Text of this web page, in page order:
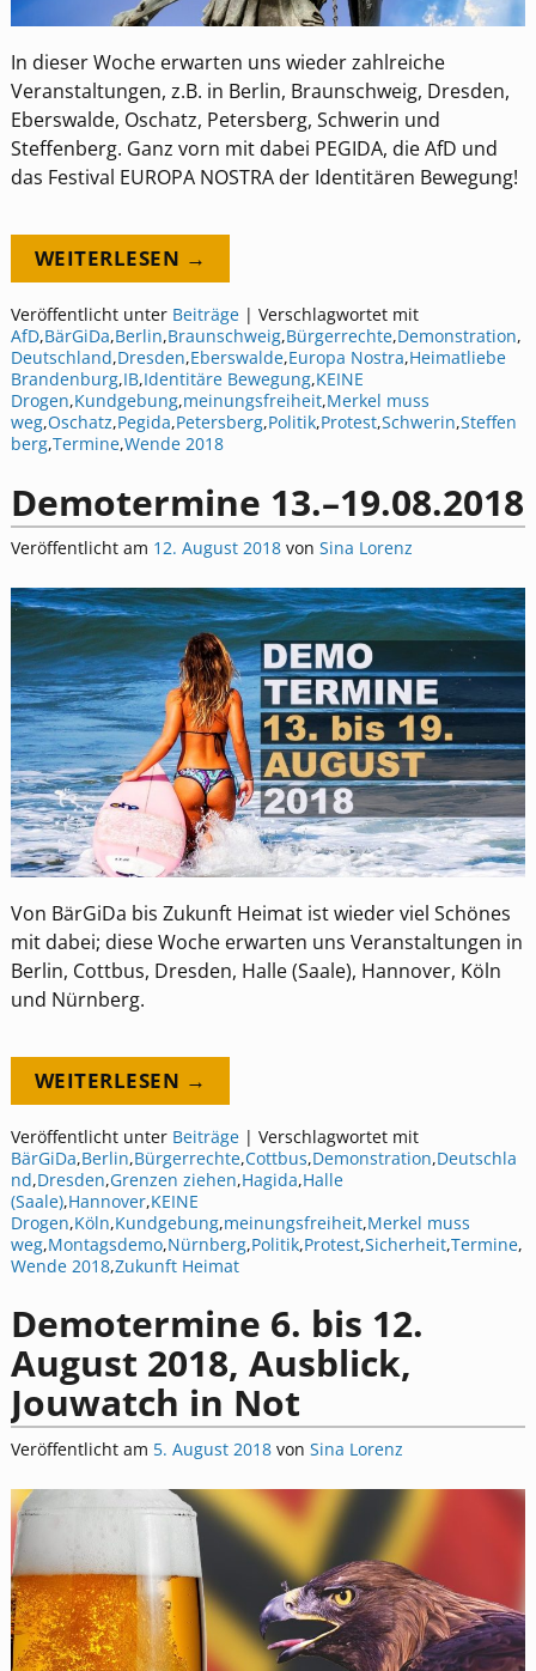
In dieser Woche erwarten uns wieder zahlreiche
Veranstaltungen, z.B. in Berlin, Braunschweig, Dresden,
Eberswalde, Oschatz, Petersberg, Schwerin und
Steffenberg. Ganz vorn mit dabei PEGIDA, die AfD und
das Festival EUROPA NOSTRA der Identitären Bewegung!
WEITERLESEN →
Veröffentlicht unter Beiträge| Verschlagwortet mit
AfD,BärGiDa,Berlin,Braunschweig,Bürgerrechte,Demonstration,
Deutschland,Dresden,Eberswalde,Europa Nostra,Heimatliebe
Brandenburg,IB,Identitäre Bewegung,KEINE
Drogen,Kundgebung,meinungsfreiheit,Merkel muss
weg,Oschatz,Pegida,Petersberg,Politik,Protest,Schwerin,Steffen
berg,Termine,Wende 2018
Demotermine 13.–19.08.2018
Veröffentlicht am 12. August 2018 von Sina Lorenz
Von BärGiDa bis Zukunft Heimat ist wieder viel Schönes
mit dabei; diese Woche erwarten uns Veranstaltungen in
Berlin, Cottbus, Dresden, Halle (Saale), Hannover, Köln
und Nürnberg.
WEITERLESEN →
Veröffentlicht unter Beiträge| Verschlagwortet mit
BärGiDa,Berlin,Bürgerrechte,Cottbus,Demonstration,Deutschla
nd,Dresden,Grenzen ziehen,Hagida,Halle
(Saale),Hannover,KEINE
Drogen,Köln,Kundgebung,meinungsfreiheit,Merkel muss
weg,Montagsdemo,Nürnberg,Politik,Protest,Sicherheit,Termine,
Wende 2018,Zukunft Heimat
Demotermine 6. bis 12.
August 2018, Ausblick,
Jouwatch in Not
Veröffentlicht am 5. August 2018 von Sina Lorenz